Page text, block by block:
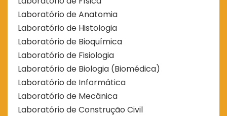
Laboratório de Anatomia
Laboratório de Histologia
Laboratório de Bioquímica
Laboratório de Fisiologia
Laboratório de Biologia (Biomédica)
Laboratório de Informática
Laboratório de Mecânica
Laboratório de Construção Civil